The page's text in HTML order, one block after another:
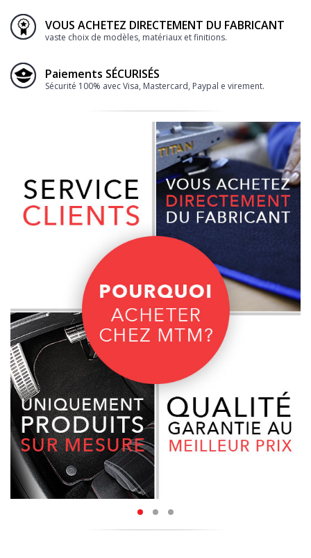
VOUS ACHETEZ DIRECTEMENT DU FABRICANT
vaste choix de modèles, matériaux et finitions.
Paiements SÉCURISÉS
Sécurité 100% avec Visa, Mastercard, Paypal e virement.